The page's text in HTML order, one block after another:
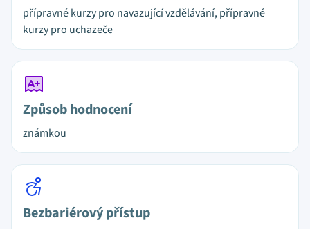
přípravné kurzy pro navazující vzdělávání, přípravné
kurzy pro uchazeče
Způsob hodnocení
známkou
Bezbariérový přístup